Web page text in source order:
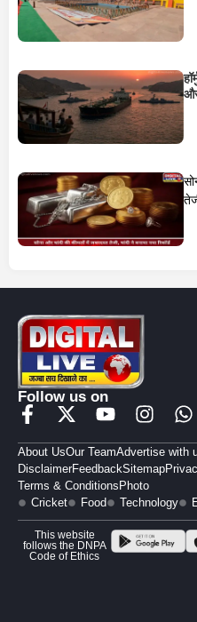
Follow us on
About UsOur TeamAdvertise with
DisclaimerFeedbackSitemap
Terms & Conditions Photo
Cricket
Food Technology
This website
follows the DNPA
Code of Ethics